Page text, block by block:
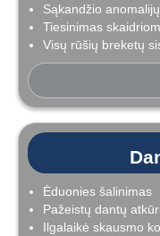
Sąkandžio
Tiesinimas
Visų rūšių breketų
Ėduonies šalinimas
Pažeistų dantų
Ilgalaikė skausmo